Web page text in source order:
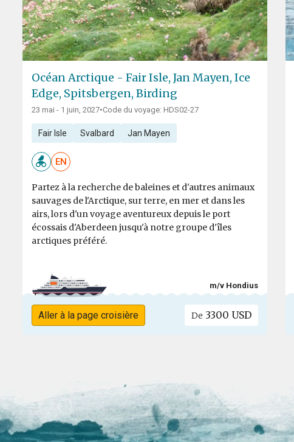
Océan Arctique - Fair Isle, Jan Mayen, Ice
Edge, Spitsbergen, Birding
23 mai - 1 juin, 2027•Code du voyage: HDS02-27
Fair Isle Svalbard Jan Mayen
EN
Partez à la recherche de baleines et d'autres animaux
sauvages de l'Arctique, sur terre, en mer et dans les
airs, lors d'un voyage aventureux depuis le port
écossais d'Aberdeen jusqu'à notre groupe d'îles
arctiques préféré.
m/v Hondius
Aller à la page croisière De 3300 USD